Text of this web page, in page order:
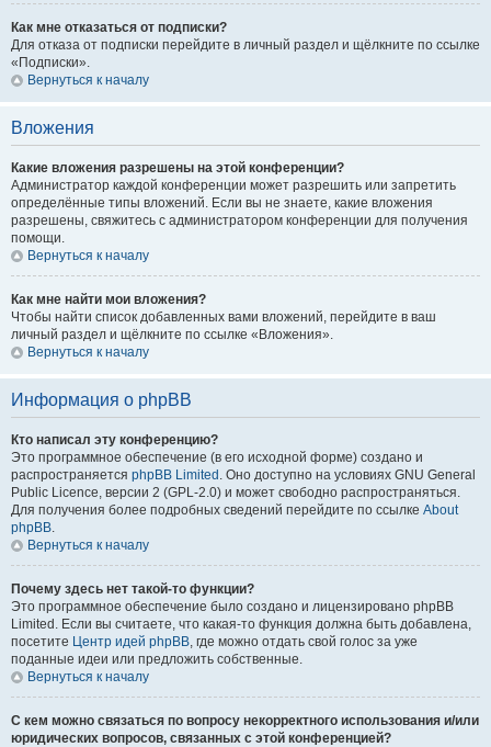
Как мне отказаться от подписки?
Для отказа от подписки перейдите в личный раздел и щёлкните по ссылке
«Подписки».
Вернуться к началу
Вложения
Какие вложения разрешены на этой конференции?
Администратор каждой конференции может разрешить или запретить
определённые типы вложений. Если вы не знаете, какие вложения
разрешены, свяжитесь с администратором конференции для получения
помощи.
Вернуться к началу
Как мне найти мои вложения?
Чтобы найти список добавленных вами вложений, перейдите в ваш
личный раздел и щёлкните по ссылке «Вложения».
Вернуться к началу
Информация о phpBB
Кто написал эту конференцию?
Это программное обеспечение (в его исходной форме) создано и
распространяется phpBB Limited . Оно доступно на условиях GNU General
Public Licence, версии 2 (GPL-2.0) и может свободно распространяться.
Для получения более подробных сведений перейдите по ссылке About
phpBB.
Вернуться к началу
Почему здесь нет такой-то функции?
Это программное обеспечение было создано и лицензировано phpBB
Limited. Если вы считаете, что какая-то функция должна быть добавлена,
посетите Центр идей phpBB, где можно отдать свой голос за уже
поданные идеи или предложить собственные.
Вернуться к началу
С кем можно связаться по вопросу некорректного использования и/или
юридических вопросов, связанных с этой конференцией?